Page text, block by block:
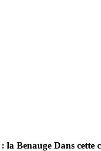
Benauge Dans cette